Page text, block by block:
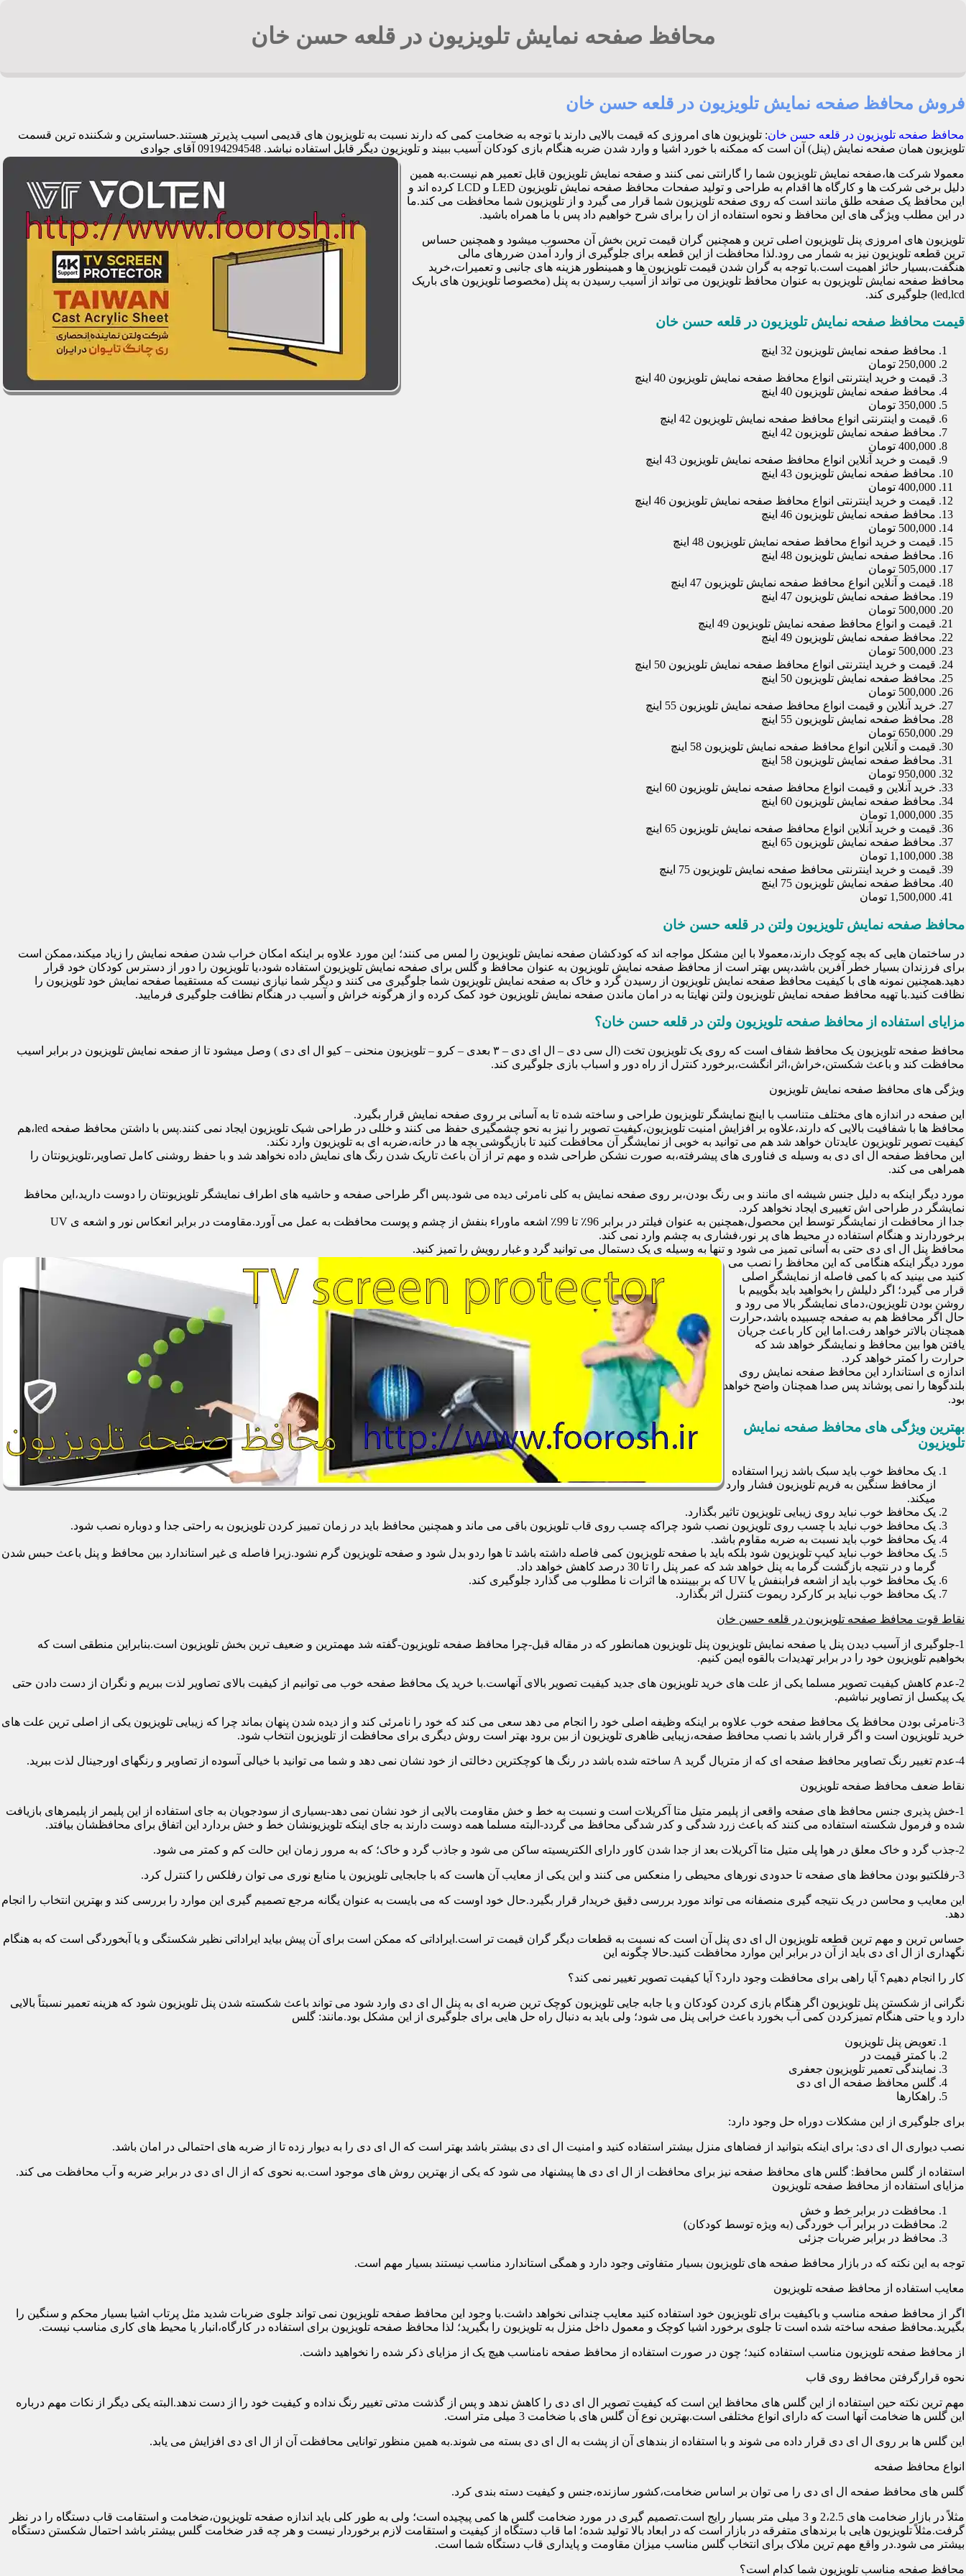
محافظ صفحه نمایش تلویزیون در قلعه حسن خان
فروش محافظ صفحه نمایش تلویزیون در قلعه حسن خان
محافظ صفحه تلویزیون در قلعه حسن خان: تلویزیون های امروزی که قیمت بالایی دارند با توجه به ضخامت کمی که دارند نسبت به تلویزیون های قدیمی اسیب پذیرتر هستند.حساسترین و شکننده ترین قسمت
تلویزیون همان صفحه نمایش (پنل) آن است که ممکنه با خورد اشیا و وارد شدن ضربه هنگام بازی کودکان آسیب ببیند و تلویزیون دیگر قابل استفاده نباشد. 09194294548 آقای جوادی
معمولا شرکت ها،صفحه نمایش تلویزیون شما را گارانتی نمی کنند و صفحه نمایش تلویزیون قابل تعمیر هم نیست.به همین
دلیل برخی شرکت ها و کارگاه ها اقدام به طراحی و تولید صفحات محافظ صفحه نمایش تلویزیون LED و LCD کرده اند و
این محافظ یک صفحه طلق مانند است که روی صفحه تلویزیون شما قرار می گیرد و از تلویزیون شما محافظت می کند.ما
در این مطلب ویژگی های این محافظ و نحوه استفاده از ان را برای شرح خواهیم داد پس با ما همراه باشید.
تلویزیون های امروزی پنل تلویزیون اصلی ترین و همچنین گران قیمت ترین بخش آن محسوب میشود و همچنین حساس
ترین قطعه تلویزیون نیز به شمار می رود.لذا محافظت از این قطعه برای جلوگیری از وارد آمدن ضررهای مالی
هنگفت،بسیار حائز اهمیت است.با توجه به گران شدن قیمت تلویزیون ها و همینطور هزینه های جانبی و تعمیرات،خرید
محافظ صفحه نمایش تلویزیون به عنوان محافظ تلویزیون می تواند از آسیب رسیدن به پنل (مخصوصا تلویزیون های باریک
led,lcd) جلوگیری کند.
قیمت محافظ صفحه نمایش تلویزیون در قلعه حسن خان
محافظ صفحه نمایش تلویزیون 32 اینچ
250,000 تومان
قیمت و خرید اینترنتی انواع محافظ صفحه نمایش تلویزیون 40 اینچ
محافظ صفحه نمایش تلویزیون 40 اینچ
350,000 تومان
قیمت و اینترنتی انواع محافظ صفحه نمایش تلویزیون 42 اینچ
محافظ صفحه نمایش تلویزیون 42 اینچ
400,000 تومان
قیمت و خرید آنلاین انواع محافظ صفحه نمایش تلویزیون 43 اینچ
محافظ صفحه نمایش تلویزیون 43 اینچ
400,000 تومان
قیمت و خرید اینترنتی انواع محافظ صفحه نمایش تلویزیون 46 اینچ
محافظ صفحه نمایش تلویزیون 46 اینچ
500,000 تومان
قیمت و خرید انواع محافظ صفحه نمایش تلویزیون 48 اینچ
محافظ صفحه نمایش تلویزیون 48 اینچ
505,000 تومان
قیمت و آنلاین انواع محافظ صفحه نمایش تلویزیون 47 اینچ
محافظ صفحه نمایش تلویزیون 47 اینچ
500,000 تومان
قیمت و انواع محافظ صفحه نمایش تلویزیون 49 اینچ
محافظ صفحه نمایش تلویزیون 49 اینچ
500,000 تومان
قیمت و خرید اینترنتی انواع محافظ صفحه نمایش تلویزیون 50 اینچ
محافظ صفحه نمایش تلویزیون 50 اینچ
500,000 تومان
خرید آنلاین و قیمت انواع محافظ صفحه نمایش تلویزیون 55 اینچ
محافظ صفحه نمایش تلویزیون 55 اینچ
650,000 تومان
قیمت و آنلاین انواع محافظ صفحه نمایش تلویزیون 58 اینچ
محافظ صفحه نمایش تلویزیون 58 اینچ
950,000 تومان
خرید آنلاین و قیمت انواع محافظ صفحه نمایش تلویزیون 60 اینچ
محافظ صفحه نمایش تلویزیون 60 اینچ
1,000,000 تومان
قیمت و خرید آنلاین انواع محافظ صفحه نمایش تلویزیون 65 اینچ
محافظ صفحه نمایش تلویزیون 65 اینچ
1,100,000 تومان
قیمت و خرید اینترنتی محافظ صفحه نمایش تلویزیون 75 اینچ
محافظ صفحه نمایش تلویزیون 75 اینچ
1,500,000 تومان
محافظ صفحه نمایش تلویزیون ولتن در قلعه حسن خان
در ساختمان هایی که بچه کوچک دارند،معمولا با این مشکل مواجه اند که کودکشان صفحه نمایش تلویزیون را لمس می کنند؛ این مورد علاوه بر اینکه امکان خراب شدن صفحه نمایش را زیاد میکند،ممکن است
برای فرزندان بسیار خطر آفرین باشد،پس بهتر است از محافظ صفحه نمایش تلویزیون به عنوان محافظ و گلس برای صفحه نمایش تلویزیون استفاده شود،یا تلویزیون را دور از دسترس کودکان خود قرار
دهید.همچنین نمونه های با کیفیت محافظ صفحه نمایش تلویزیون از رسیدن گرد و خاک به صفحه نمایش تلویزیون شما جلوگیری می کنند و دیگر شما نیازی نیست که مستقیما صفحه نمایش خود تلویزیون را
نظافت کنید.با تهیه محافظ صفحه نمایش تلویزیون ولتن نهایتا به در امان ماندن صفحه نمایش تلویزیون خود کمک کرده و از هرگونه خراش و آسیب در هنگام نظافت جلوگیری فرمایید.
مزایای استفاده از محافظ صفحه تلویزیون ولتن در قلعه حسن خان؟
محافظ صفحه تلویزیون یک محافظ شفاف است که روی یک تلویزیون تخت (ال سی دی – ال ای دی – ۳ بعدی – کرو – تلویزیون منحنی – کیو ال ای دی ) وصل میشود تا از صفحه نمایش تلویزیون در برابر اسیب
محافظت کند و باعث شکستن،خراش،اثر انگشت،برخورد کنترل از راه دور و اسباب بازی جلوگیری کند.
ویژگی های محافظ صفحه نمایش تلویزیون
این صفحه در اندازه های مختلف متناسب با اینچ نمایشگر تلویزیون طراحی و ساخته شده تا به آسانی بر روی صفحه نمایش قرار بگیرد.
محافظ ها با شفافیت بالایی که دارند،علاوه بر افزایش امنیت تلویزیون،کیفیت تصویر را نیز به نحو چشمگیری حفظ می کنند و خللی در طراحی شیک تلویزیون ایجاد نمی کنند.پس با داشتن محافظ صفحه led،هم
کیفیت تصویر تلویزیون عایدتان خواهد شد هم می توانید به خوبی از نمایشگر آن محافظت کنید تا بازیگوشی بچه ها در خانه،ضربه ای به تلویزیون وارد نکند.
این محافظ صفحه ال ای دی به وسیله ی فناوری های پیشرفته،به صورت نشکن طراحی شده و مهم تر از آن باعث تاریک شدن رنگ های نمایش داده نخواهد شد و با حفظ روشنی کامل تصاویر،تلویزیونتان را
همراهی می کند.
مورد دیگر اینکه به دلیل جنس شیشه ای مانند و بی رنگ بودن،بر روی صفحه نمایش به کلی نامرئی دیده می شود.پس اگر طراحی صفحه و حاشیه های اطراف نمایشگر تلویزیونتان را دوست دارید،این محافظ
نمایشگر در طراحی اش تغییری ایجاد نخواهد کرد.
جدا از محافظت از نمایشگر توسط این محصول،همچنین به عنوان فیلتر در برابر 96٪ تا 99٪ اشعه ماوراء بنفش از چشم و پوست محافظت به عمل می آورد.مقاومت در برابر انعکاس نور و اشعه ی UV
برخوردارند و هنگام استفاده در محیط های پر نور،فشاری به چشم وارد نمی کند.
محافظ پنل ال ای دی حتی به آسانی تمیز می شود و تنها به وسیله ی یک دستمال می توانید گرد و غبار رویش را تمیز کنید.
مورد دیگر اینکه هنگامی که این محافظ را نصب می
کنید می بینید که با کمی فاصله از نمایشگر اصلی
قرار می گیرد؛ اگر دلیلش را بخواهید باید بگوییم با
روشن بودن تلویزیون،دمای نمایشگر بالا می رود و
حال اگر محافظ هم به صفحه چسبیده باشد،حرارت
همچنان بالاتر خواهد رفت.اما این کار باعث جریان
یافتن هوا بین محافظ و نمایشگر خواهد شد که
حرارت را کمتر خواهد کرد.
اندازه ی استاندارد این محافظ صفحه نمایش روی
بلندگوها را نمی پوشاند پس صدا همچنان واضح خواهد
بود.
بهترین ویژگی های محافظ صفحه نمایش
تلویزیون
یک محافظ خوب باید سبک باشد زیرا استفاده
از محافظ سنگین به فریم تلویزیون فشار وارد
میکند.
یک محافظ خوب نباید روی زیبایی تلویزیون تاثیر بگذارد.
یک محافظ خوب نباید با چسب روی تلویزیون نصب شود چراکه چسب روی قاب تلویزیون باقی می ماند و همچنین محافظ باید در زمان تمییز کردن تلویزیون به راحتی جدا و دوباره نصب شود.
یک محافظ خوب باید نسبت به ضربه مقاوم باشد.
یک محافظ خوب نباید کیپ تلویزیون شود بلکه باید با صفحه تلویزیون کمی فاصله داشته باشد تا هوا ردو بدل شود و صفحه تلویزیون گرم نشود.زیرا فاصله ی غیر استاندارد بین محافظ و پنل باعث حبس شدن
گرما و در نتیجه بازگشت گرما به پنل خواهد شد که عمر پنل را تا 30 درصد کاهش خواهد داد.
یک محافظ خوب باید از اشعه فرابنفش یا UV که بر بییننده ها اثرات نا مطلوب می گذارد جلوگیری کند.
یک محافظ خوب نباید بر کارکرد ریموت کنترل اثر بگذارد.
نقاط قوت محافظ صفحه تلویزیون در قلعه حسن خان
1-جلوگیری از آسیب دیدن پنل یا صفحه نمایش تلویزیون پنل تلویزیون همانطور که در مقاله قبل-چرا محافظ صفحه تلویزیون-گفته شد مهمترین و ضعیف ترین بخش تلویزیون است.بنابراین منطقی است که
بخواهیم تلویزیون خود را در برابر تهدیدات بالقوه ایمن کنیم.
2-عدم کاهش کیفیت تصویر مسلما یکی از علت های خرید تلویزیون های جدید کیفیت تصویر بالای آنهاست.با خرید یک محافظ صفحه خوب می توانیم از کیفیت بالای تصاویر لذت ببریم و نگران از دست دادن حتی
یک پیکسل از تصاویر نباشیم.
3-نامرئی بودن محافظ یک محافظ صفحه خوب علاوه بر اینکه وظیفه اصلی خود را انجام می دهد سعی می کند که خود را نامرئی کند و از دیده شدن پنهان بماند چرا که زیبایی تلویزیون یکی از اصلی ترین علت های
خرید تلویزیون است و اگر قرار باشد با نصب محافظ صفحه،زیبایی ظاهری تلویزیون از بین برود بهتر است روش دیگری برای محافظت از تلویزیون انتخاب شود.
4-عدم تغییر رنگ تصاویر محافظ صفحه ای که از متریال گرید A ساخته شده باشد در رنگ ها کوچکترین دخالتی از خود نشان نمی دهد و شما می توانید با خیالی آسوده از تصاویر و رنگهای اورجینال لذت ببرید.
نقاط ضعف محافظ صفحه تلویزیون
1-خش پذیری جنس محافظ های صفحه واقعی از پلیمر متیل متا آکریلات است و نسبت به خط و خش مقاومت بالایی از خود نشان نمی دهد-بسیاری از سودجویان به جای استفاده از این پلیمر از پلیمرهای بازیافت
شده و فرمول شکسته استفاده می کنند که باعث زرد شدگی و کدر شدگی محافظ می گردد-البته مسلما همه دوست دارند به جای اینکه تلویزیونشان خط و خش بردارد این اتفاق برای محافظشان بیافتد.
2-جذب گرد و خاک معلق در هوا پلی متیل متا آکریلات بعد از جدا شدن کاور دارای الکتریسیته ساکن می شود و جاذب گرد و خاک؛ که به مرور زمان این حالت کم و کمتر می شود.
3-رفلکتیو بودن محافظ های صفحه تا حدودی نورهای محیطی را منعکس می کنند و این یکی از معایب آن هاست که با جابجایی تلویزیون یا منابع نوری می توان رفلکس را کنترل کرد.
این معایب و محاسن در یک نتیجه گیری منصفانه می تواند مورد بررسی دقیق خریدار قرار بگیرد.حال خود اوست که می بایست به عنوان یگانه مرجع تصمیم گیری این موارد را بررسی کند و بهترین انتخاب را انجام
دهد.
حساس ترین و مهم ترین قطعه تلویزیون ال ای دی پنل آن است که نسبت به قطعات دیگر گران قیمت تر است.ایراداتی که ممکن است برای آن پیش بیاید ایراداتی نظیر شکستگی و یا آبخوردگی است که به هنگام
نگهداری از ال ای دی باید از آن در برابر این موارد محافظت کنید.حالا چگونه این
کار را انجام دهیم؟ آیا راهی برای محافظت وجود دارد؟ آیا کیفیت تصویر تغییر نمی کند؟
نگرانی از شکستن پنل تلویزیون اگر هنگام بازی کردن کودکان و یا جابه جایی تلویزیون کوچک ترین ضربه ای به پنل ال ای دی وارد شود می تواند باعث شکسته شدن پنل تلویزیون شود که هزینه تعمیر نسبتاً بالایی
دارد و یا حتی هنگام تمیزکردن کمی آب بخورد باعث خرابی پنل می شود؛ ولی باید به دنبال راه حل هایی برای جلوگیری از این مشکل بود.مانند: گلس
تعویض پنل تلویزیون
با کمتر قیمت در
نمایندگی تعمیر تلویزیون جعفری
گلس محافظ صفحه ال ای دی
راهکارها
برای جلوگیری از این مشکلات دوراه حل وجود دارد:
نصب دیواری ال ای دی: برای اینکه بتوانید از فضاهای منزل بیشتر استفاده کنید و امنیت ال ای دی بیشتر باشد بهتر است که ال ای دی را به دیوار زده تا از ضربه های احتمالی در امان باشد.
استفاده از گلس محافظ: گلس های محافظ صفحه نیز برای محافظت از ال ای دی ها پیشنهاد می شود که یکی از بهترین روش های موجود است.به نحوی که از ال ای دی در برابر ضربه و آب محافظت می کند.
مزایای استفاده از محافظ صفحه تلویزیون
محافظت در برابر خط و خش
محافظت در برابر آب خوردگی (به ویژه توسط کودکان)
محافظ در برابر ضربات جزئی
توجه به این نکته که در بازار محافظ صفحه های تلویزیون بسیار متفاوتی وجود دارد و همگی استاندارد مناسب نیستند بسیار مهم است.
معایب استفاده از محافظ صفحه تلویزیون
اگر از محافظ صفحه مناسب و باکیفیت برای تلویزیون خود استفاده کنید معایب چندانی نخواهد داشت.با وجود این محافظ صفحه تلویزیون نمی تواند جلوی ضربات شدید مثل پرتاب اشیا بسیار محکم و سنگین را
بگیرید.محافظ صفحه ساخته شده است تا جلوی برخورد اشیا کوچک و معمول داخل منزل به تلویزیون را بگیرید؛ لذا محافظ صفحه تلویزیون برای استفاده در کارگاه،انبار یا محیط های کاری مناسب نیست.
از محافظ صفحه تلویزیون مناسب استفاده کنید؛ چون در صورت استفاده از محافظ صفحه نامناسب هیچ یک از مزایای ذکر شده را نخواهید داشت.
نحوه قرارگرفتن محافظ روی قاب
مهم ترین نکته حین استفاده از این گلس های محافظ این است که کیفیت تصویر ال ای دی را کاهش ندهد و پس از گذشت مدتی تغییر رنگ نداده و کیفیت خود را از دست ندهد.البته یکی دیگر از نکات مهم درباره
این گلس ها ضخامت آنها است که دارای انواع مختلفی است.بهترین نوع آن گلس های با ضخامت 3 میلی متر است.
این گلس ها بر روی ال ای دی قرار داده می شوند و با استفاده از بندهای آن از پشت به ال ای دی بسته می شوند.به همین منظور توانایی محافظت آن از ال ای دی افزایش می یابد.
انواع محافظ صفحه
گلس های محافظ صفحه ال ای دی را می توان بر اساس ضخامت،کشور سازنده،جنس و کیفیت دسته بندی کرد.
مثلاً در بازار ضخامت های 2،2.5 و 3 میلی متر بسیار رایج است.تصمیم گیری در مورد ضخامت گلس ها کمی پیچیده است؛ ولی به طور کلی باید اندازه صفحه تلویزیون،ضخامت و استقامت قاب دستگاه را در نظر
گرفت.مثلاً تلویزیون هایی با برندهای متفرقه در بازار است که در ابعاد بالا تولید شده؛ اما قاب دستگاه از کیفیت و استقامت لازم برخوردار نیست و هر چه قدر ضخامت گلس بیشتر باشد احتمال شکستن دستگاه
بیشتر می شود.در واقع مهم ترین ملاک برای انتخاب گلس مناسب میزان مقاومت و پایداری قاب دستگاه شما است.
محافظ صفحه مناسب تلویزیون شما کدام است؟